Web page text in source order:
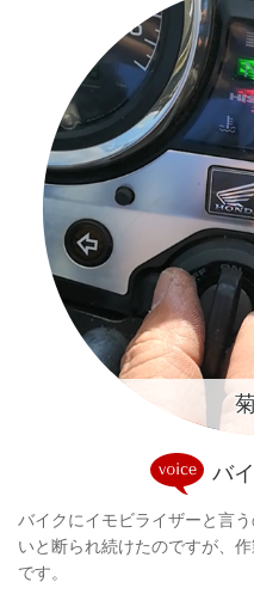
バ
バイクにイモビライザーと言
いと断られ続けたのですが、
です。